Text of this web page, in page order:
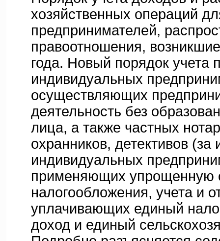
хозяйственных операций
предпринимателей,
правоотношения,
года. Новый порядок учета
индивидуальных
осуществляющих
деятельность без
лица, а также частных
охранников, детективов
индивидуальных
применяющих упрощенную
налогообложения, учета и
уплачивающих единый
доход и единый